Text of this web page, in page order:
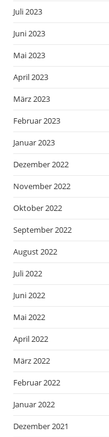
Juli 2023
Juni 2023
Mai 2023
April 2023
März 2023
Februar 2023
Januar 2023
Dezember 2022
November 2022
Oktober 2022
September 2022
August 2022
Juli 2022
Juni 2022
Mai 2022
April 2022
März 2022
Februar 2022
Januar 2022
Dezember 2021